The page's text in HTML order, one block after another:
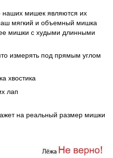
наших мишек являются их
мягкий и объемный мишка
мишки с худыми длинными
измерять под прямым углом
хвостика
лап
на реальный размер мишки